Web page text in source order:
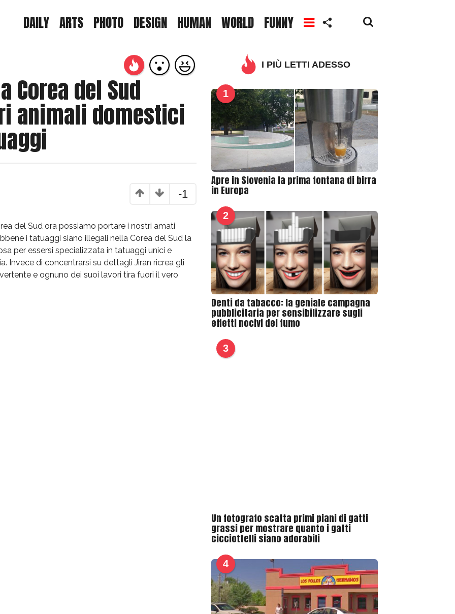
DAILY ARTS PHOTO DESIGN HUMAN WORLD FUNNY
Corea del Sud
animali domestici
-1
del Sud ora possiamo portare i nostri amati
i tatuaggi siano illegali nella Corea del Sud la
per essersi specializzata in tatuaggi unici e
Invece di concentrarsi su dettagli Jiran ricrea gli
e ognuno dei suoi lavori tira fuori il vero
I PIÙ LETTI ADESSO
1
Apre in Slovenia la prima fontana di birra
in Europa
2
Denti da tabacco: la geniale campagna
pubblicitaria per sensibilizzare sugli
effetti nocivi del fumo
3
Un fotografo scatta primi piani di gatti
grassi per mostrare quanto i gatti
cicciottelli siano adorabili
4